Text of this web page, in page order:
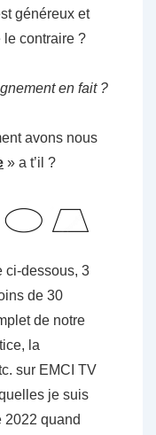
généreux et
le contraire ?
en fait ?
avons nous
» a t’il ?
ci-dessous, 3
de 30
de notre
la
sur EMCI TV
je suis
quand